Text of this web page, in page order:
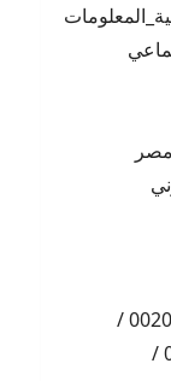
اشرف مشرف المحامي/ 00201118850506 /